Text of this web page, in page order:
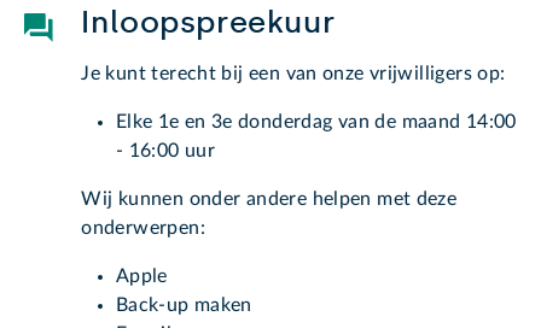
Inloopspreekuur
Je kunt terecht bij een van onze vrijwilligers op:
Elke 1e en 3e donderdag van de maand 14:00
- 16:00 uur
Wij kunnen onder andere helpen met deze
onderwerpen:
Apple
Back-up maken